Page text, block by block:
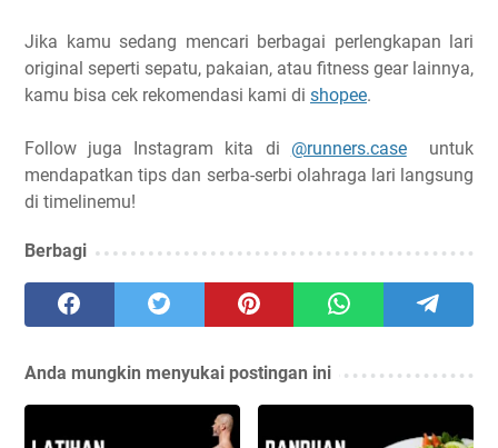
Jika kamu sedang mencari berbagai perlengkapan lari
original seperti sepatu, pakaian, atau fitness gear lainnya,
kamu bisa cek rekomendasi kami di shopee.
Follow juga Instagram kita di @runners.caseuntuk
mendapatkan tips dan serba-serbi olahraga lari langsung
di timelinemu!
Berbagi
Anda mungkin menyukai postingan ini